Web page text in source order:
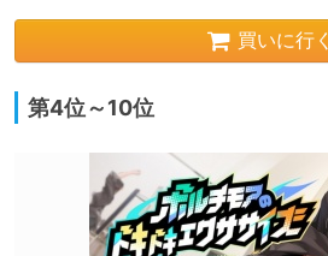
買いに行く
第4位～10位